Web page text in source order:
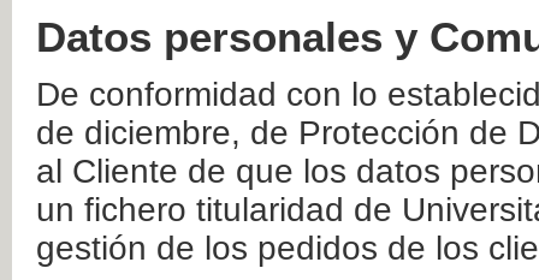
Datos personales y
De conformidad con lo
de diciembre, de Protección de
al Cliente de que los datos
un fichero titularidad de
gestión de los pedidos de los